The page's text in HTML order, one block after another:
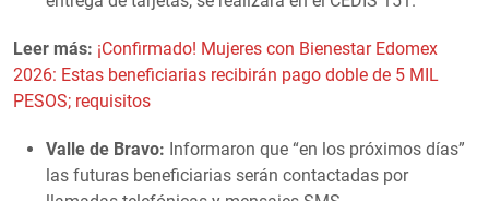
Leer más: ¡Confirmado! Mujeres con Bienestar Edomex
2026: Estas beneficiarias recibirán pago doble de 5 MIL
PESOS; requisitos
Valle de Bravo: Informaron que “en los próximos días”
las futuras beneficiarias serán contactadas por